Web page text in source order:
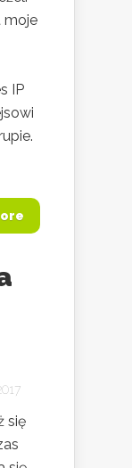
moje
IP
się